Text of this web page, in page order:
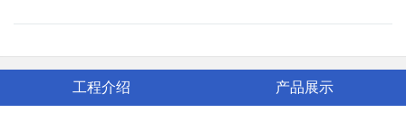
工程介绍 产品展示